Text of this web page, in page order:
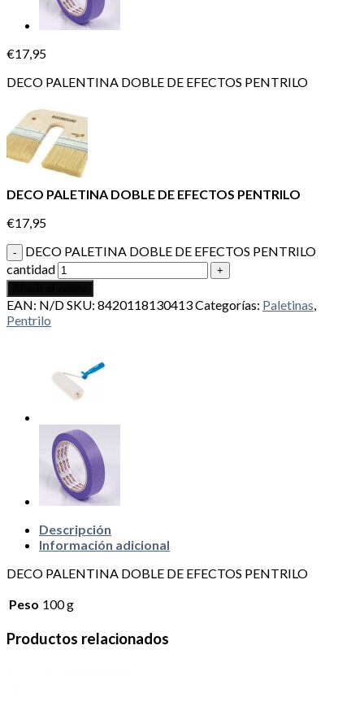
€17,95
DECO PALENTINA DOBLE DE EFECTOS PENTRILO
DECO PALETINA DOBLE DE EFECTOS PENTRILO
€17,95
DECO PALETINA DOBLE DE EFECTOS PENTRILO
cantidad
EAN: N/DSKU: 8420118130413Categorías: Paletinas,
Pentrilo
Descripción
Información adicional
DECO PALENTINA DOBLE DE EFECTOS PENTRILO
Peso 100 g
Productos relacionados